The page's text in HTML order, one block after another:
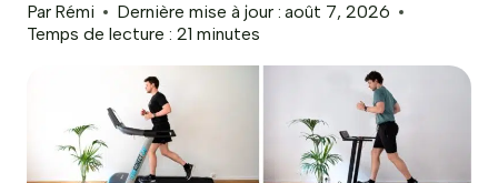
Par Rémi Dernière mise à jour : août 7, 2026
Temps de lecture : 21 minutes